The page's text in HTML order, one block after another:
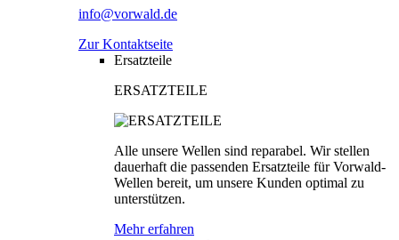
info@vorwald.de
Zur Kontaktseite
Ersatzteile
ERSATZTEILE
Alle unsere Wellen sind reparabel. Wir stellen
dauerhaft die passenden Ersatzteile für Vorwald-
Wellen bereit, um unsere Kunden optimal zu
unterstützen.
Mehr erfahren